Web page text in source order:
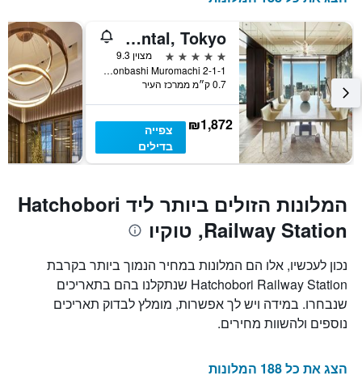
Mandarin Oriental, Tokyo
5 כוכבים
מצוין 9.3
2-1-1 Nihonbashi Muromachi, טוקיו, יפן
0.7 ק״מ ממרכז העיר
₪1,872
צפייה
בדילים
המלונות הזולים ביותר ליד Hatchobori
Railway Station, טוקיו
נכון לעכשיו, אלו הם המלונות במחיר הנמוך ביותר בקרבת
Hatchobori Railway Station שנתקלנו בהם בתאריכים
שנבחרו. במידה ויש לך אפשרות, מומלץ לבדוק תאריכים
נוספים ולהשוות מחירים.
הצג את כל 188 המלונות